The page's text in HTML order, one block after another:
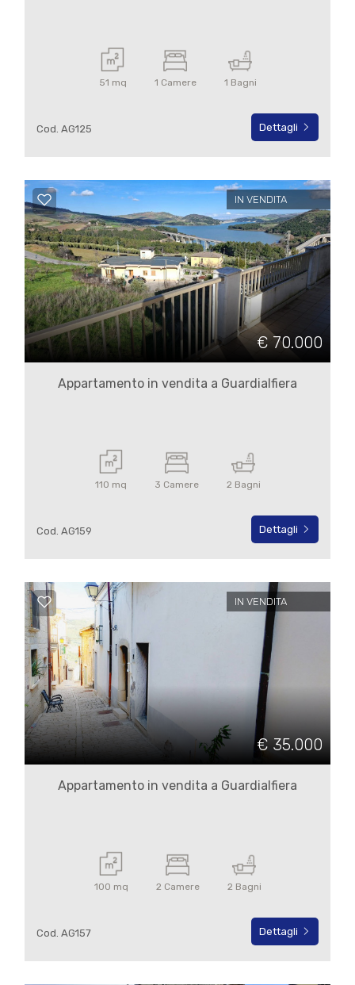
51 mq 1 Camere 1 Bagni
Cod. AG125 Dettagli
IN VENDITA
€ 70.000
Appartamento in vendita a Guardialfiera
110 mq 3 Camere 2 Bagni
Cod. AG159 Dettagli
IN VENDITA
€ 35.000
Appartamento in vendita a Guardialfiera
100 mq 2 Camere 2 Bagni
Cod. AG157 Dettagli